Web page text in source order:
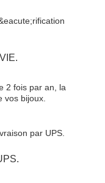
2 fois par an, la
vos bijoux.